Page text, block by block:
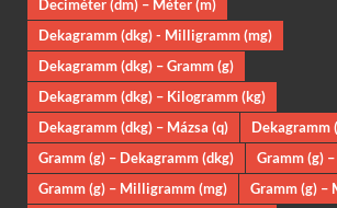
Deciméter (dm) – Méter (m)
Dekagramm (dkg) - Milligramm (mg)
Dekagramm (dkg) – Gramm (g)
Dekagramm (dkg) – Kilogramm (kg)
Dekagramm (dkg) – Mázsa (q)
Dekagramm
Gramm (g) – Dekagramm (dkg)
Gramm (g)
Gramm (g) – Milligramm (mg)
Gramm (g) –